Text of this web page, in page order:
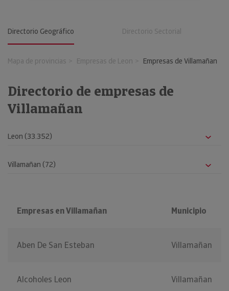
Directorio Geográfico Directorio Sectorial
Mapa de provincias Empresas de Leon Empresas de Villamañan
Directorio de empresas de
Villamañan
Empresas en Villamañan Municipio
Aben De San Esteban Villamañan
Alcoholes Leon Villamañan